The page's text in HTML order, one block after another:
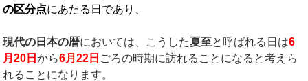
の区分点にあたる日であり、
現代の日本の暦においては、こうした夏至と呼ばれる日は6
月20 日から6月22 日 ごろの時期に訪れることになると考えら
れることになります。